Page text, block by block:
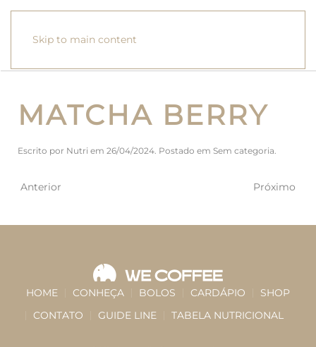
Skip to main content
MATCHA BERRY
Escrito por Nutri em 26/04/2024. Postado em Sem categoria.
Anterior Próximo
HOME CONHEÇA BOLOS CARDÁPIO
SHOP
CONTATO
GUIDE LINE TABELA NUTRICIONAL